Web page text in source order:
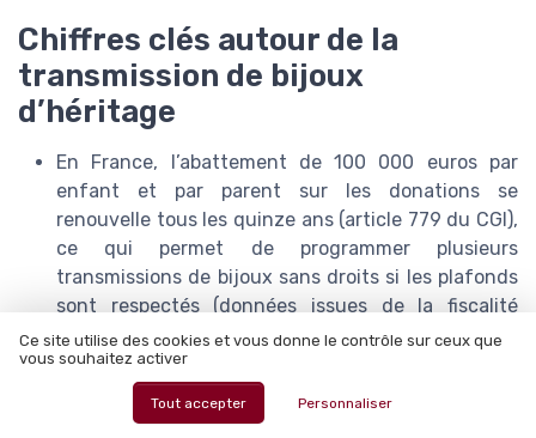
Chiffres clés autour de la
transmission de bijoux
d’héritage
En France, l’abattement de 100 000 euros par
enfant et par parent sur les donations se
renouvelle tous les quinze ans (article 779 du CGI),
ce qui permet de programmer plusieurs
transmissions de bijoux sans droits si les plafonds
sont respectés (données issues de la fiscalité
française en vigueur et du site officiel de
l’administration fiscale).
Les droits de donation ou de succession hors
abattement varient de 5 à 45 %, selon le barème
Ce site utilise des cookies et vous donne le contrôle sur ceux que
vous souhaitez activer
Tout accepter Personnaliser